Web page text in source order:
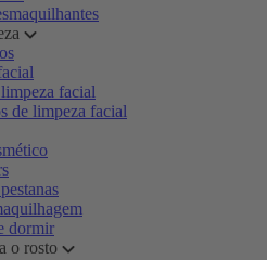
facial
de limpeza facial
dormir
o rosto